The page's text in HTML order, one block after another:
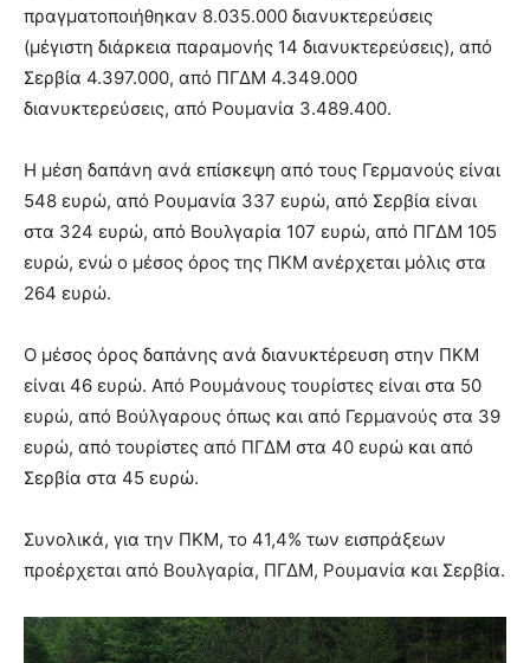
πραγματοποιήθηκαν 8.035.000 διανυκτερεύσεις
(μέγιστη διάρκεια παραμονής 14 διανυκτερεύσεις), από
Σερβία 4.397.000, από ΠΓΔΜ 4.349.000
διανυκτερεύσεις, από Ρουμανία 3.489.400.
Η μέση δαπάνη ανά επίσκεψη από τους Γερμανούς είναι
548 ευρώ, από Ρουμανία 337 ευρώ, από Σερβία είναι
στα 324 ευρώ, από Βουλγαρία 107 ευρώ, από ΠΓΔΜ 105
ευρώ, ενώ ο μέσος όρος της ΠΚΜ ανέρχεται μόλις στα
264 ευρώ.
Ο μέσος όρος δαπάνης ανά διανυκτέρευση στην ΠΚΜ
είναι 46 ευρώ. Από Ρουμάνους τουρίστες είναι στα 50
ευρώ, από Βούλγαρους όπως και από Γερμανούς στα 39
ευρώ, από τουρίστες από ΠΓΔΜ στα 40 ευρώ και από
Σερβία στα 45 ευρώ.
Συνολικά, για την ΠΚΜ, το 41,4% των εισπράξεων
προέρχεται από Βουλγαρία, ΠΓΔΜ, Ρουμανία και Σερβία.